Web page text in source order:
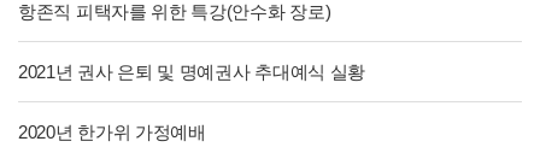
항존직 피택자를 위한 특강(안수화 장로)
2021년 권사 은퇴 및 명예권사 추대예식 실황
2020년 한가위 가정예배